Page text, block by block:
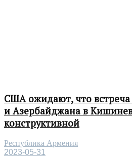
США ожидают, что
и Азербайджана в
конструктивной
Республика Армения
2023-05-31